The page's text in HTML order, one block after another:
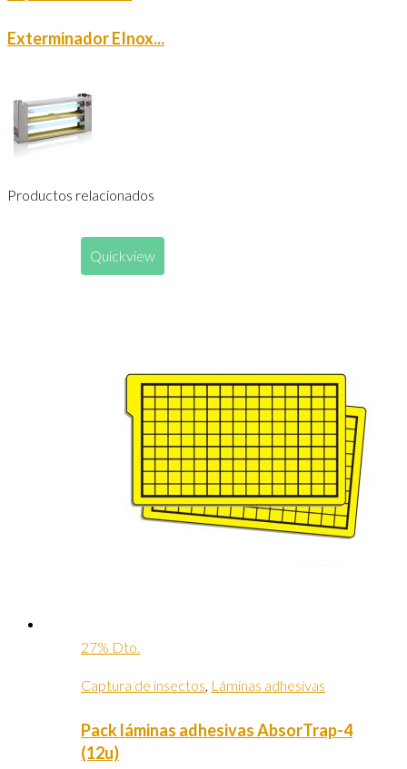
Exterminador EInox...
Productos relacionados
Quickview
27% Dto.
Captura de insectos, Láminas adhesivas
Pack láminas adhesivas AbsorTrap-4
(12u)